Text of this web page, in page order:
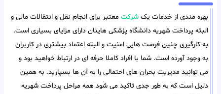
بهره مندی از خدمات یک شرکت معتبر برای انجام نقل و انتقالات مالی و
البته پرداخت شهریه دانشگاه پزشکی هاینان دارای مزایای بسیاری است.
به کارگیری چنین فرصت هایی امنیت و البته اعتماد بیشتری در کاربران
به وجود آورده است. شما با افراد کاملا حرفه ای در ارتباط خواهید بود و
می توانید مدیریت بحران های احتمالی را به آن ها بسپارید. به همین
دلیل است که به طور جدی تاکید می شود همه مراحل پرداخت شهریه